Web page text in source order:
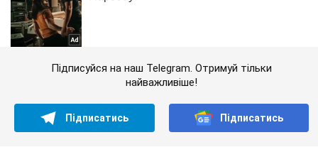
Підписуйся на наш Telegram. Отримуй тільки
найважливіше!
Підписатись Підписатись